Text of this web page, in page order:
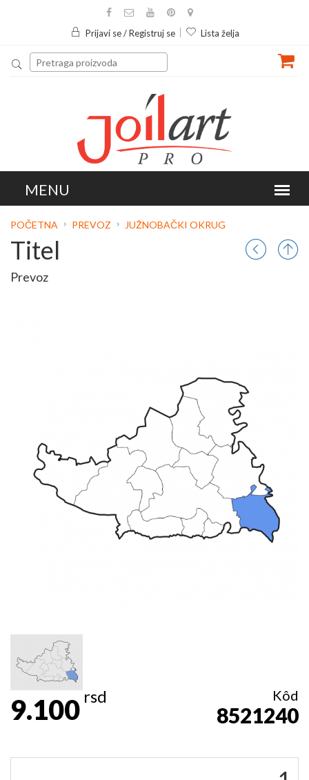
Prijavi se / Registruj se Lista želja
POČETNA PREVOZ JUŽNOBAČKI OKRUG
Titel
Prevoz
9.100rsd Kôd
8521240